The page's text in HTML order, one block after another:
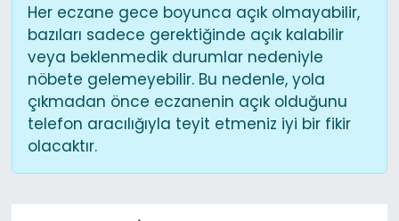
Her eczane gece boyunca açık olmayabilir,
bazıları sadece gerektiğinde açık kalabilir
veya beklenmedik durumlar nedeniyle
nöbete gelemeyebilir. Bu nedenle, yola
çıkmadan önce eczanenin açık olduğunu
telefon aracılığıyla teyit etmeniz iyi bir fikir
olacaktır.